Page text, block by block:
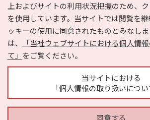
上およびサイトの利用状況把握のため、
を使用しています。当サイトでは閲覧を
ッキーの使用に同意されたものとみなし
は、
「当社ウェブサイトにおける個人情
て」 をご覧ください。
当サイトにおける
「個人情報の取り扱いにつ
同意する
e-NAVITA（イーナビタ）とは？ お気に入
利用規約
個人情報の取り扱いについて
サイトマップ
広告掲載に関するお問